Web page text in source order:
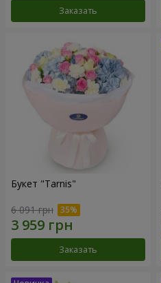
Заказать
Букет "Tarnis"
6 091 грн
Заказать